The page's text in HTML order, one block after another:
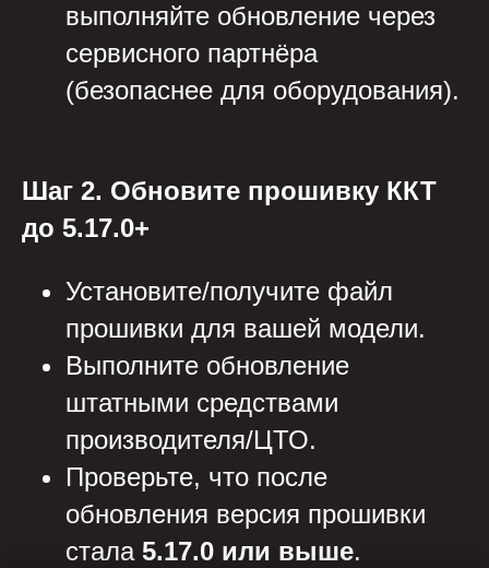
выполняйте обновление через
сервисного партнёра
(безопаснее для оборудования).
Шаг 2. Обновите прошивку ККТ
до 5.17.0+
Установите/получите файл
прошивки для вашей модели.
Выполните обновление
штатными средствами
производителя/ЦТО.
Проверьте, что после
обновления версия прошивки
стала 5.17.0 или выше.